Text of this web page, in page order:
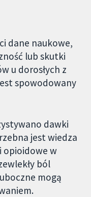
dane naukowe,
lub skutki
u dorosłych z
spowodowany
dawki
jest wiedza
opioidowe w
ból
mogą